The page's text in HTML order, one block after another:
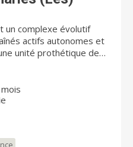
un complexe évolutif
actifs autonomes et
une clientèle
ou autres) en
complète dans un
temporaire pour un répit
gens en convalescence.
Au plaisir de